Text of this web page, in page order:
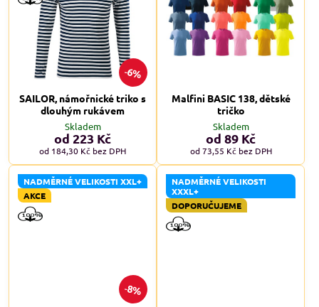
6%
SAILOR, námořnické triko s
dlouhým rukávem
Skladem
od 223 Kč
od 184,30 Kč bez DPH
Malfini BASIC 138, dětské
tričko
Skladem
od 89 Kč
od 73,55 Kč bez DPH
8%
NADMĚRNÉ VELIKOSTI XXL+
AKCE
NADMĚRNÉ VELIKOSTI
XXXL+
DOPORUČUJEME